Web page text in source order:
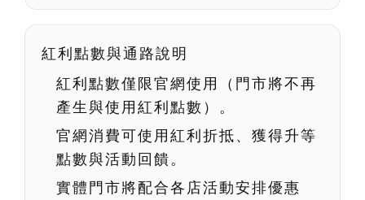
紅利點數與通路說明
紅利點數僅限官網使用
（門市將不再
產生與使用紅利點數）。
官網消費可使用紅利折抵、獲得升等
點數與活動回饋。
實體門市將配合各店活動安排優惠